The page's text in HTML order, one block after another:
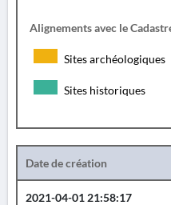
Alignements avec le
Sites archéologiques
Sites historiques
Date de création
2021-04-01 21:58:17